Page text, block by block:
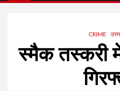
CRIME
स्मैक तस्करी